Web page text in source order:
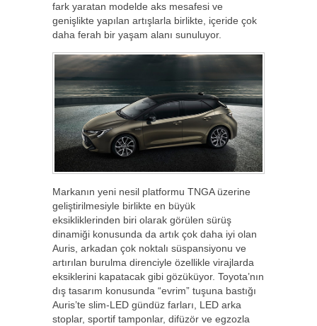
fark yaratan modelde aks mesafesi ve
genişlikte yapılan artışlarla birlikte, içeride çok
daha ferah bir yaşam alanı sunuluyor.
Markanın yeni nesil platformu TNGA üzerine
geliştirilmesiyle birlikte en büyük
eksikliklerinden biri olarak görülen sürüş
dinamiği konusunda da artık çok daha iyi olan
Auris, arkadan çok noktalı süspansiyonu ve
artırılan burulma direnciyle özellikle virajlarda
eksiklerini kapatacak gibi gözüküyor. Toyota’nın
dış tasarım konusunda “evrim” tuşuna bastığı
Auris’te slim-LED gündüz farları, LED arka
stoplar, sportif tamponlar, difüzör ve egzozla